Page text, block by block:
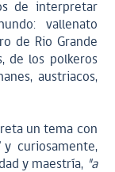
de interpretar
vallenato
de Rio Grande
de los polkeros
austriacos,
un tema con
curiosamente,
y maestría, "a